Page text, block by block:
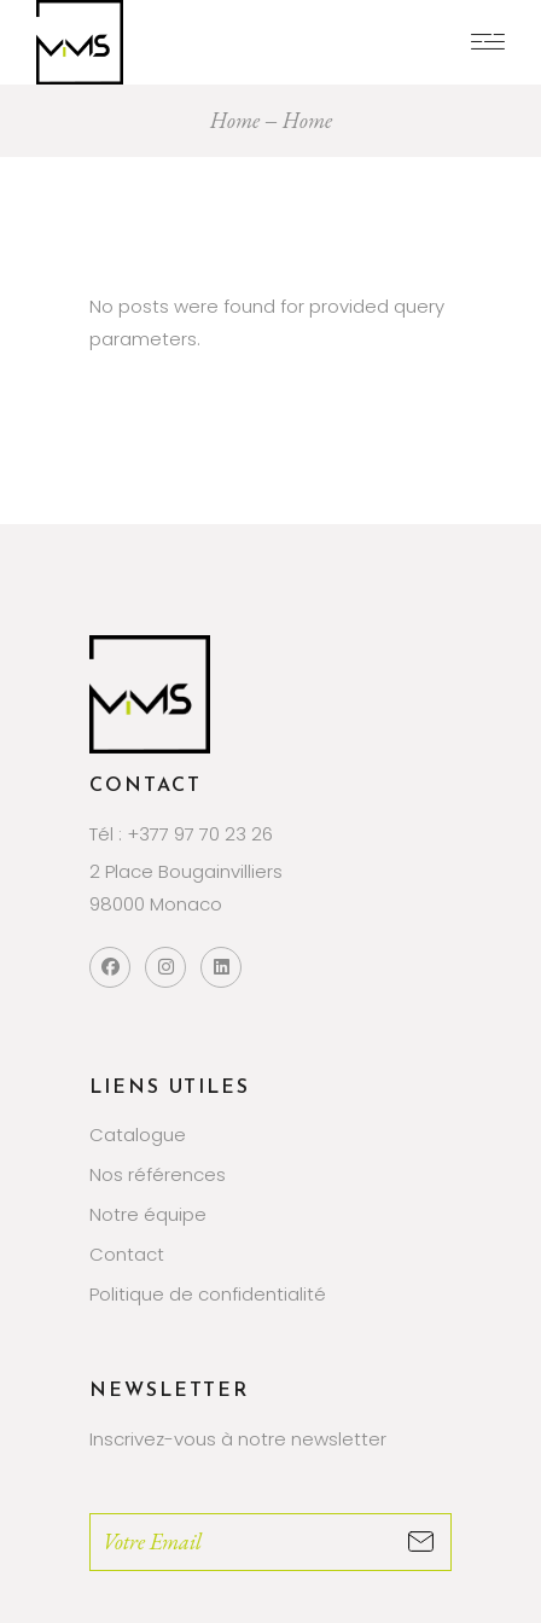
Home Home
No posts were found for provided query
parameters.
CONTACT
Tél : +377 97 70 23 26
2 Place Bougainvilliers
98000 Monaco
LIENS UTILES
Catalogue
Nos références
Notre équipe
Contact
Politique de confidentialité
NEWSLETTER
Inscrivez-vous à notre newsletter